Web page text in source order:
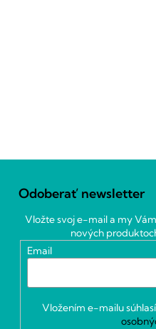
Odoberať newsletter
Vložte svoj e-mail a my
nových
Email
Vložením e-mailu